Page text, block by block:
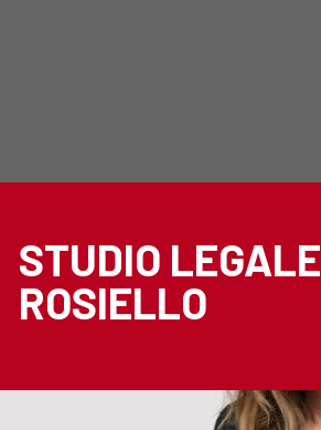
STUDIO LEGALE
ROSIELLO